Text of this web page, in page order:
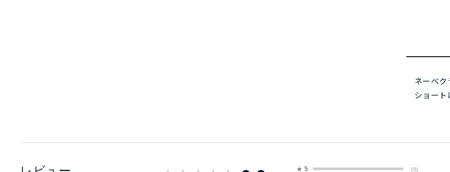
ネーべ
ショー
★ 5 (0)